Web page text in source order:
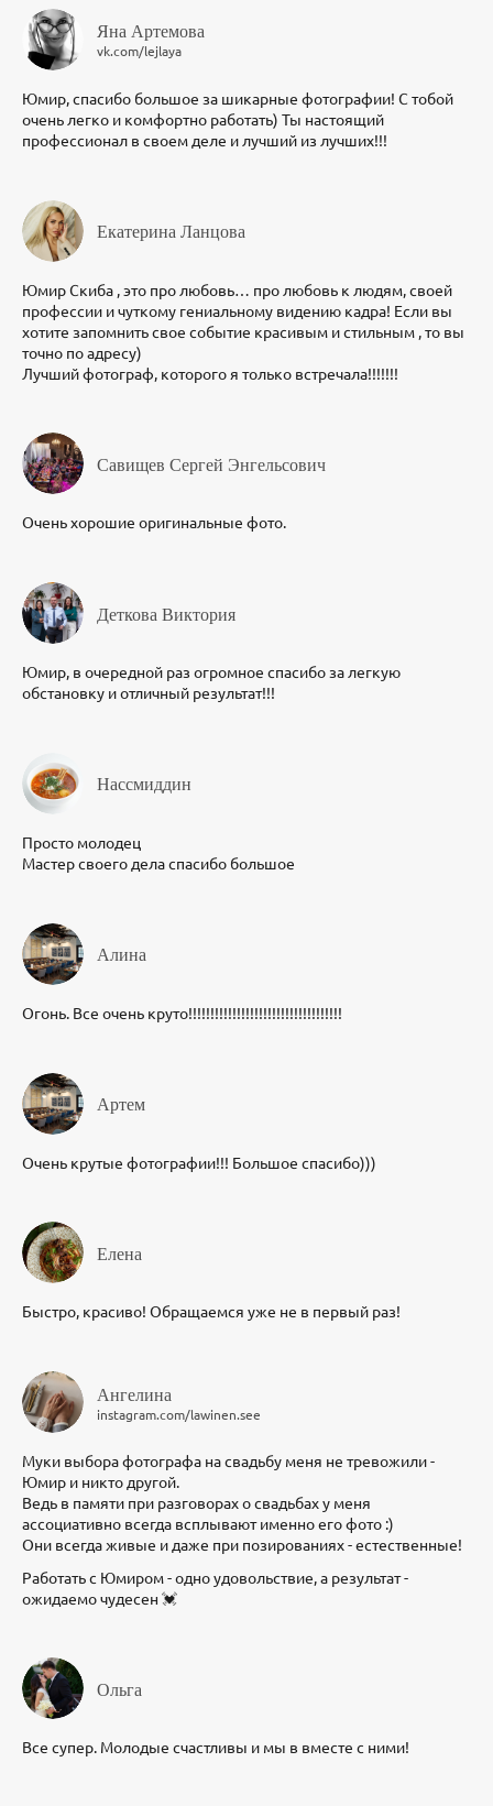
Яна Артемова
vk.com/lejlaya
Юмир, спасибо большое за шикарные фотографии! С тобой
очень легко и комфортно работать) Ты настоящий
профессионал в своем деле и лучший из лучших!!!
Екатерина Ланцова
Юмир Скиба , это про любовь… про любовь к людям, своей
профессии и чуткому гениальному видению кадра! Если вы
хотите запомнить свое событие красивым и стильным , то вы
точно по адресу)
Лучший фотограф, которого я только встречала!!!!!!!
Савищев Сергей Энгельсович
Очень хорошие оригинальные фото.
Деткова Виктория
Юмир, в очередной раз огромное спасибо за легкую
обстановку и отличный результат!!!
Нассмиддин
Просто молодец
Мастер своего дела спасибо большое
Алина
Огонь. Все очень круто!!!!!!!!!!!!!!!!!!!!!!!!!!!!!!!!!!!
Артем
Очень крутые фотографии!!! Большое спасибо)))
Елена
Быстро, красиво! Обращаемся уже не в первый раз!
Ангелина
instagram.com/lawinen.see
Муки выбора фотографа на свадьбу меня не тревожили -
Юмир и никто другой.
Ведь в памяти при разговорах о свадьбах у меня
ассоциативно всегда всплывают именно его фото :)
Они всегда живые и даже при позированиях - естественные!
Работать с Юмиром - одно удовольствие, а результат -
ожидаемо чудесен 💓
Ольга
Все супер. Молодые счастливы и мы в вместе с ними!